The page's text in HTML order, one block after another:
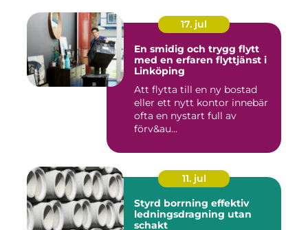
17. jul
En smidig och trygg flytt
med en erfaren flyttjänst i
Linköping
Att flytta till en ny bostad
eller ett nytt kontor innebär
ofta en nystart full av
förv&au...
11. jul
Styrd borrning effektiv
ledningsdragning utan
schakt